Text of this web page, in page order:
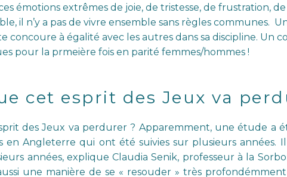
émotions extrêmes de joie, de tristesse, de frustration,
il n’y a pas de vivre ensemble sans règles communes.
concoure à égalité avec les autres dans sa discipline. Un
pour la prmeière fois en parité femmes/hommes !
cet esprit des Jeux va
des Jeux va perdurer ? Apparemment, une étude a
en Angleterre qui ont été suivies sur plusieurs années.
années, explique Claudia Senik, professeur à la
une manière de se « resouder » très